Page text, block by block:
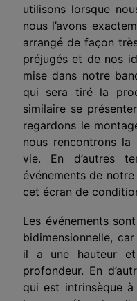
utilisons lorsque
nous l’avons
arrangé de façon
préjugés et de nos
mise dans notre
qui sera tiré la
similaire se
regardons le
nous rencontrons
vie. En d’autres
événements de
cet écran de
Les événements
bidimensionnelle,
il a une hauteur
profondeur. En
qui est intrinsèque